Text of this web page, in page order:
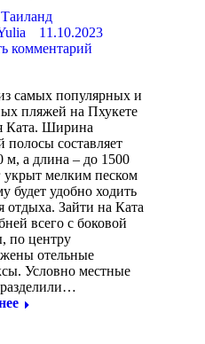
Таиланд
11.10.2023
комментарий
самых популярных и
пляжей на Пхукете
Ката. Ширина
полосы составляет
м, а длина – до 1500
укрыт мелким песком
будет удобно ходить
отдыха. Зайти на Ката
всего с боковой
по центру
отельные
Условно местные